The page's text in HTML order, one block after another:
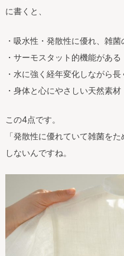
に書くと、
・吸水性・発散性に優れ、雑
・サーモスタット的機能がある
・水に強く経年変化しながら
・身体と心にやさしい天然素材
この4点です。
「発散性に優れていて雑菌を
しないんですね。